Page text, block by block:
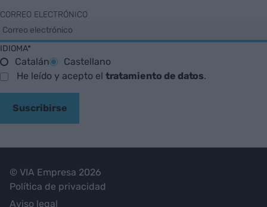
CORREO ELECTRÓNICO
IDIOMA*
Catalán
Castellano
He leído y acepto el tratamiento de datos.
Suscribirse
© VIA Empresa 2026
Política de privacidad
Aviso legal